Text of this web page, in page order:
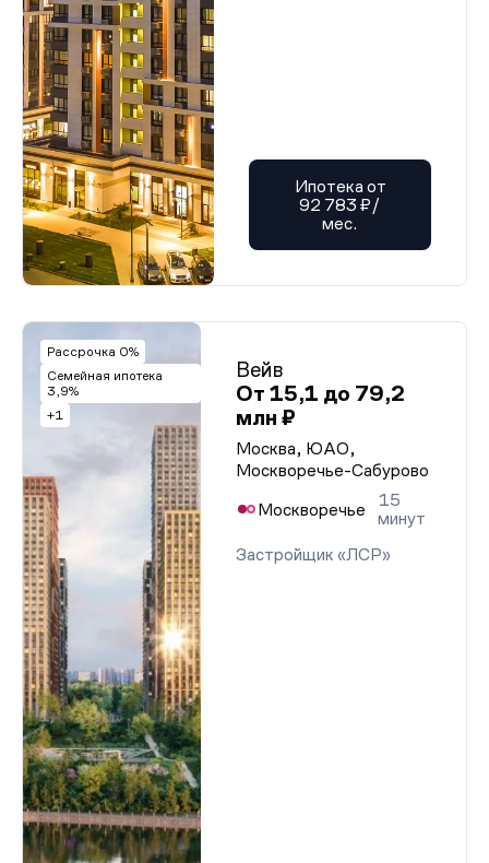
Ипотека от
92 783 ₽/
мес.
Рассрочка 0%
Семейная ипотека
3,9%
+1
Вейв
От 15,1 до 79,2
млн ₽
Москва, ЮАО,
Москворечье-Сабурово
Москворечье
15
минут
Застройщик «ЛСР»